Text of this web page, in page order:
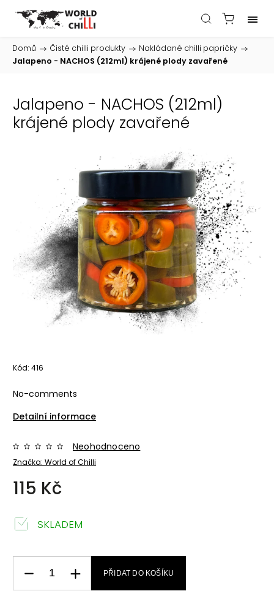
Domů / Čisté chilli produkty / Nakládané chilli papričky /
Jalapeno - NACHOS (212ml) krájené plody zavařené
Jalapeno - NACHOS (212ml)
krájené plody zavařené
Kód: 416
No-comments
Detailní informace
Značka: World of Chilli
Neohodnoceno
115 Kč
SKLADEM
PŘIDAT DO KOŠÍKU